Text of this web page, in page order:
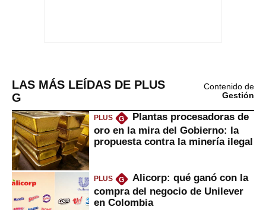
LAS MÁS LEÍDAS DE PLUS
G
Contenido de
Gestión
PLUS G
Plantas procesadoras de
oro en la mira del Gobierno: la
propuesta contra la minería ilegal
PLUS G
Alicorp: qué ganó con la
compra del negocio de Unilever
en Colombia